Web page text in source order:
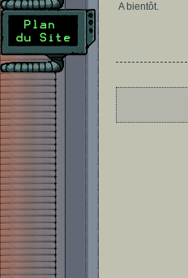
A bientôt.